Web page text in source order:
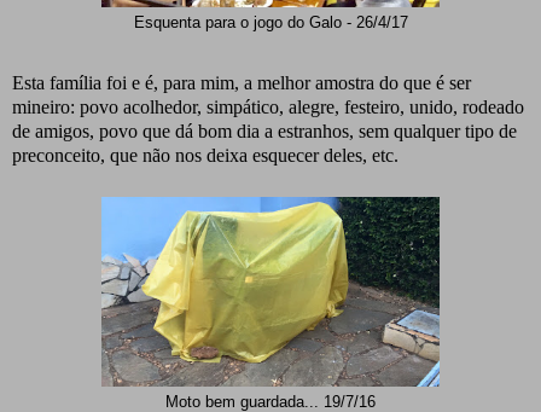
Esquenta para o jogo do Galo - 26/4/17
Esta família foi e é, para mim, a melhor amostra do que é ser
mineiro: povo acolhedor, simpático, alegre, festeiro, unido, rodeado
de amigos, povo que dá bom dia a estranhos, sem qualquer tipo de
preconceito, que não nos deixa esquecer deles, etc.
Moto bem guardada... 19/7/16